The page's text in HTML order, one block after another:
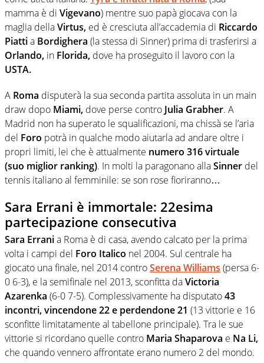
mamma è di Vigevano) mentre suo papà giocava con la
maglia dellaVirtus, ed è cresciuta all’accademia di Riccardo
Piattia Bordighera (la stessa di Sinner) prima di trasferirsi a
Orlando, in Florida, dove ha proseguito il lavoro con la
USTA.
A Roma disputerà la sua seconda partita assoluta in un main
draw dopo Miami, dove perse contro Julia Grabher. A
Madrid non ha superato le squalificazioni, ma chissà se l’aria
del Foro potrà in qualche modo aiutarla ad andare oltre i
propri limiti, lei che è attualmente numero 316 virtuale
(suo miglior ranking). In molti la paragonano allaSinner del
tennis italiano al femminile: se son rose fioriranno…
Sara Errani è immortale: 22esima
partecipazione consecutiva
Sara Errania Roma è di casa, avendo calcato per la prima
volta i campi del Foro Italico nel 2004. Sul centrale ha
giocato una finale, nel 2014 controSerena Williams (persa 6-
0 6-3), e la semifinale nel 2013, sconfitta daVictoria
Azarenka (6-0 7-5). Complessivamente ha disputato43
incontri, vincendone 22 e perdendone 21 (13 vittorie e 16
sconfitte limitatamente al tabellone principale). Tra le sue
vittorie si ricordano quelle contro Maria Shaparova e Na Li,
che quando vennero affrontate erano numero 2 del mondo.